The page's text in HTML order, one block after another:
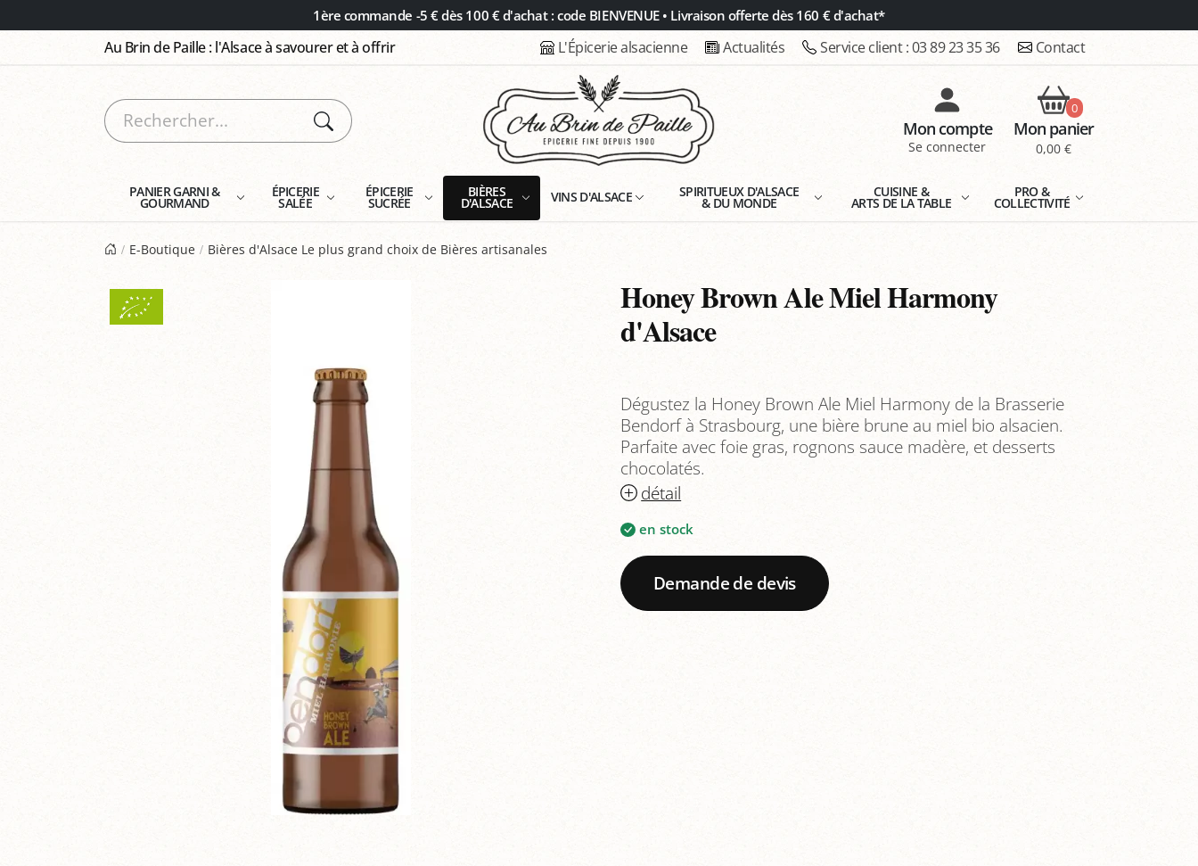
1ère commande -5 € dès 100 € d'achat : code BIENVENUE • Livraison offerte dès 160 € d'achat*
Au Brin de Paille : l'Alsace à savourer et à offrir L'Épicerie alsacienne Actualités Service client :03 89 23 35 36 Contact
Mon compte
Se connecter
0
Mon panier
0,00 €
PANIER GARNI &
GOURMAND
ÉPICERIE
SALÉE
ÉPICERIE
SUCRÉE
BIÈRES
D'ALSACE VINS D'ALSACE SPIRITUEUX D'ALSACE
& DU MONDE
CUISINE &
ARTS DE LA TABLE
PRO &
COLLECTIVITÉ
E-Boutique Bières d'Alsace Le plus grand choix de Bières artisanales
Honey Brown Ale Miel Harmony
d'Alsace
Dégustez la Honey Brown Ale Miel Harmony de la Brasserie
Bendorf à Strasbourg, une bière brune au miel bio alsacien.
Parfaite avec foie gras, rognons sauce madère, et desserts
chocolatés.
détail
en stock
Demande de devis